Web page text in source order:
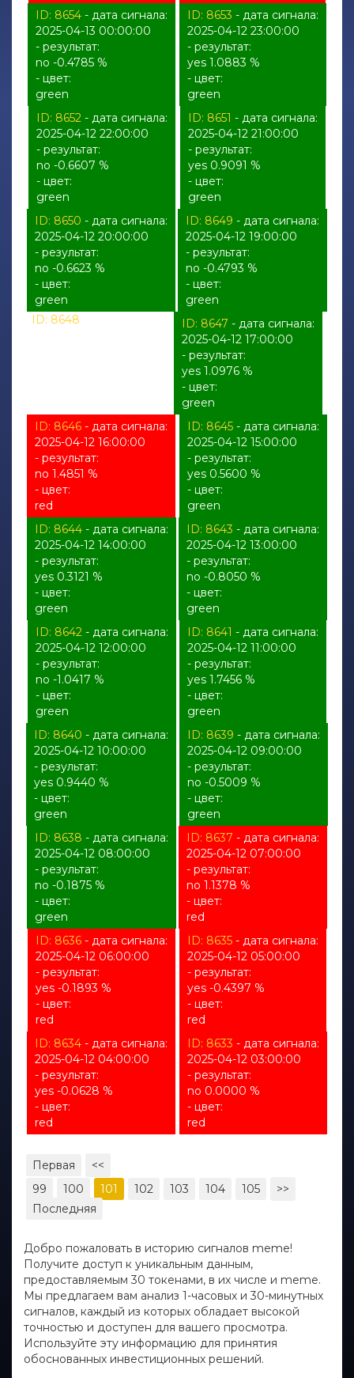
ID: 8654 - дата сигнала:
2025-04-13 00:00:00
- результат:
no -0.4785 %
- цвет:
green
ID: 8653 - дата сигнала:
2025-04-12 23:00:00
- результат:
yes 1.0883 %
- цвет:
green
ID: 8652 - дата сигнала:
2025-04-12 22:00:00
- результат:
no -0.6607 %
- цвет:
green
ID: 8651 - дата сигнала:
2025-04-12 21:00:00
- результат:
yes 0.9091 %
- цвет:
green
ID: 8650 - дата сигнала:
2025-04-12 20:00:00
- результат:
no -0.6623 %
- цвет:
green
ID: 8649 - дата сигнала:
2025-04-12 19:00:00
- результат:
no -0.4793 %
- цвет:
green
ID: 8648
ID: 8647 - дата сигнала:
2025-04-12 17:00:00
- результат:
yes 1.0976 %
- цвет:
green
ID: 8646 - дата сигнала:
2025-04-12 16:00:00
- результат:
no 1.4851 %
- цвет:
red
ID: 8645- дата сигнала:
2025-04-12 15:00:00
- результат:
yes 0.5600 %
- цвет:
green
ID: 8644- дата сигнала:
2025-04-12 14:00:00
- результат:
yes 0.3121 %
- цвет:
green
ID: 8643 - дата сигнала:
2025-04-12 13:00:00
- результат:
no -0.8050 %
- цвет:
green
ID: 8642- дата сигнала:
2025-04-12 12:00:00
- результат:
no -1.0417 %
- цвет:
green
ID: 8641 - дата сигнала:
2025-04-12 11:00:00
- результат:
yes 1.7456 %
- цвет:
green
ID: 8640 - дата сигнала:
2025-04-12 10:00:00
- результат:
yes 0.9440 %
- цвет:
green
ID: 8639 - дата сигнала:
2025-04-12 09:00:00
- результат:
no -0.5009 %
- цвет:
green
ID: 8638 - дата сигнала:
2025-04-12 08:00:00
- результат:
no -0.1875 %
- цвет:
green
ID: 8637 - дата сигнала:
2025-04-12 07:00:00
- результат:
no 1.1378 %
- цвет:
red
ID: 8636 - дата сигнала:
2025-04-12 06:00:00
- результат:
yes -0.1893 %
- цвет:
red
ID: 8635 - дата сигнала:
2025-04-12 05:00:00
- результат:
yes -0.4397 %
- цвет:
red
ID: 8634 - дата сигнала:
2025-04-12 04:00:00
- результат:
yes -0.0628 %
- цвет:
red
ID: 8633 - дата сигнала:
2025-04-12 03:00:00
- результат:
no 0.0000 %
- цвет:
red
Первая
<<
99
100 101 102 103 104 105
>>
Последняя
Добро пожаловать в историю сигналов meme!
Получите доступ к уникальным данным,
предоставляемым 30 токенами, в их числе и meme.
Мы предлагаем вам анализ 1-часовых и 30-минутных
сигналов, каждый из которых обладает высокой
точностью и доступен для вашего просмотра.
Используйте эту информацию для принятия
обоснованных инвестиционных решений.